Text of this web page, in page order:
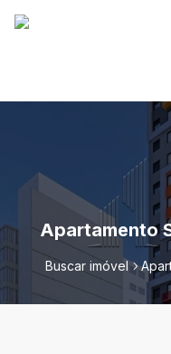
Apartamento
Buscar imóvel